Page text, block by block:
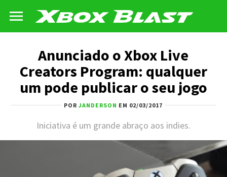
Anunciado o Xbox Live
Creators Program: qualquer
um pode publicar o seu jogo
PORJANDERSON EM 02/03/2017
Iniciativa é um grande abraço aos indies.